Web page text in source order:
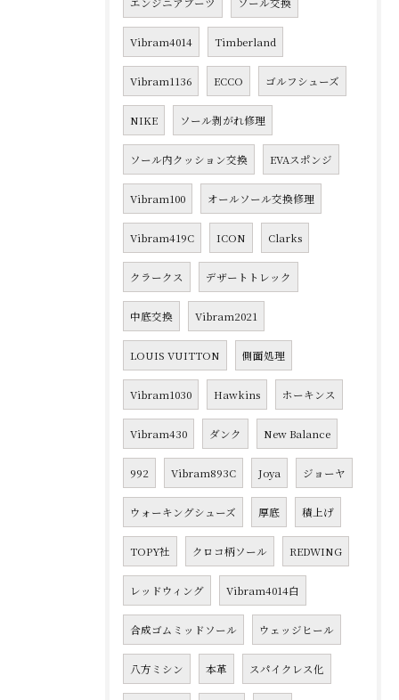
Vibram4014 Timberland
Vibram1136 ECCO ゴルフシューズ
NIKE ソール剥がれ修理
ソール内クッション交換 EVAスポンジ
Vibram100 オールソール交換修理
Vibram419C ICON Clarks
クラークス デザートトレック
中底交換 Vibram2021
LOUIS VUITTON 側面処理
Vibram1030 Hawkins ホーキンス
Vibram430 ダンク New Balance
992 Vibram893C Joya ジョーヤ
ウォーキングシューズ 厚底 積上げ
TOPY社 クロコ柄ソール REDWING
レッドウィング Vibram4014白
合成ゴムミッドソール ウェッジヒール
八方ミシン 本革 スパイクレス化